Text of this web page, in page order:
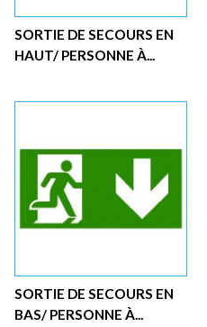
SORTIE DE SECOURS EN
HAUT/ PERSONNE À...
SORTIE DE SECOURS EN
BAS/ PERSONNE À...